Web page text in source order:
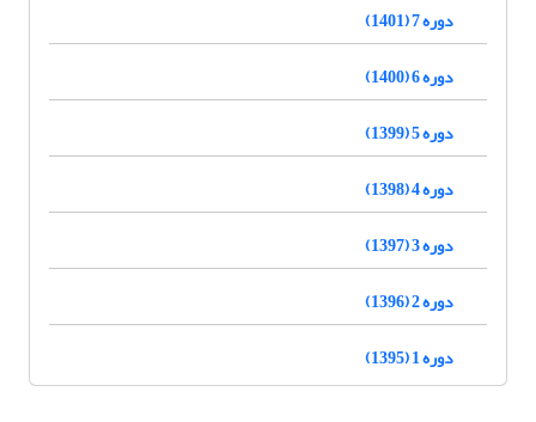
دوره 7 (1401)
دوره 6 (1400)
دوره 5 (1399)
دوره 4 (1398)
دوره 3 (1397)
دوره 2 (1396)
دوره 1 (1395)